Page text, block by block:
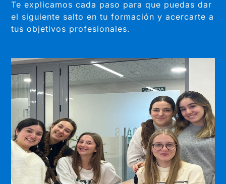
Te explicamos cada paso para que puedas dar
el siguiente salto en tu formación y acercarte a
tus objetivos profesionales.